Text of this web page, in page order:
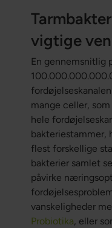
vigtige
En gennemsnitlig
mange celler,
hele
bakteriestammer,
flest forskellige
bakterier samlet
påvirke
vanskeligheder
Probiotika, eller